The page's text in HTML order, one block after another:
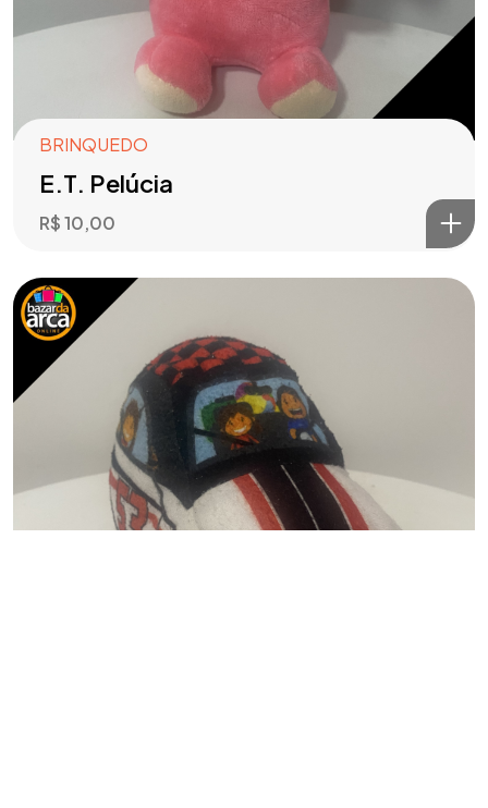
BRINQUEDO
E.T. Pelúcia
R$10,00